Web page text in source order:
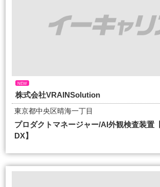
NEW
株式会社VRAINSolution
東京都中央区晴海一丁目
プロダクトマネージャー/AI外観検査装置
DX】